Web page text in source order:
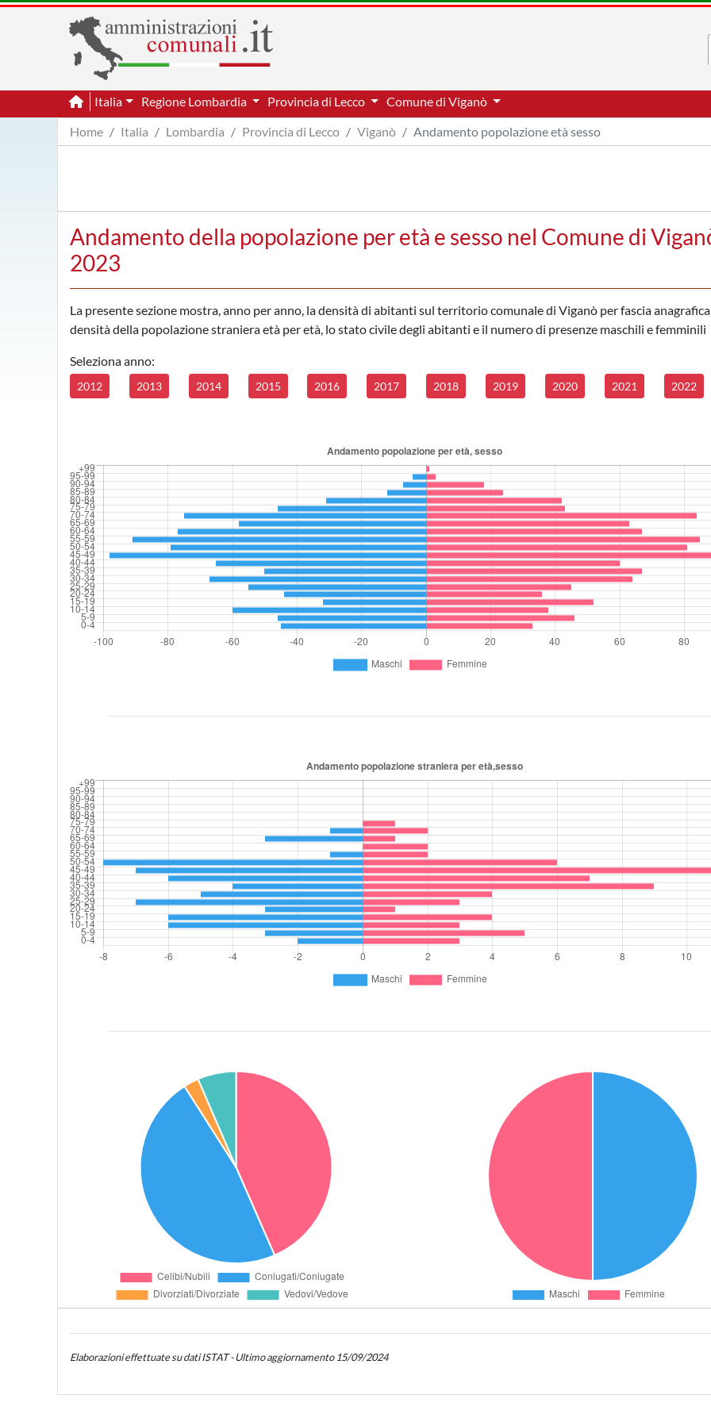
Italia Regione Lombardia Provincia di Lecco
Comune di Viganò
Home
Italia Lombardia Provincia di Lecco Viganò Andamento popolazione età sesso
Andamento della popolazione per età e sesso nel Comune di
2023
La presente sezione mostra, anno per anno, la densità di abitanti sul territorio comunale di Viganò per fascia
densità della popolazione straniera età per età, lo stato civile degli abitanti e il numero di presenze maschili e femminili
Seleziona anno:
2012 2013 2014 2015 2016 2017 2018 2019 2020 2021 2022
Elaborazioni effettuate su dati ISTAT - Ultimo aggiornamento 15/09/2024